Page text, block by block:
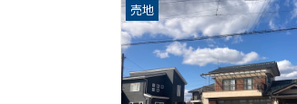
売地